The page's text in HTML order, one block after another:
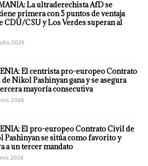
La ultraderechista AfD se
primera con 5 puntos de ventaja
CDU/CSU y Los Verdes superan al
2026
El centrista pro-europeo Contrato
Nikol Pashinyan gana y se asegura
mayoría consecutiva
2026
El pro-europeo Contrato Civil de
Pashinyan se sitúa como favorito y
a un tercer mandato
2026